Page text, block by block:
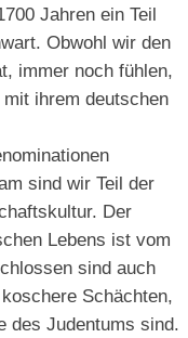
Jahren ein Teil
Obwohl wir den
immer noch fühlen,
ihrem deutschen
sind wir Teil der
Der
Lebens ist vom
sind auch
Schächten,
des Judentums sind.